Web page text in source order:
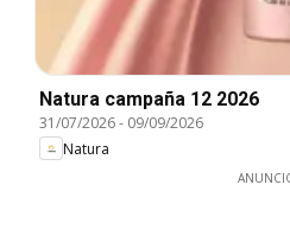
Natura campaña 12 2026
31/07/2026- 09/09/2026
Natura